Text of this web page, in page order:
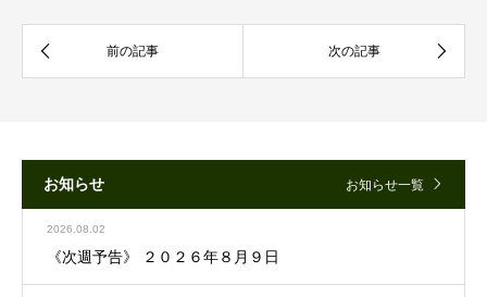
お知らせ お知らせ一覧
2026.08.02
《次週予告》 ２０２６年８月９日